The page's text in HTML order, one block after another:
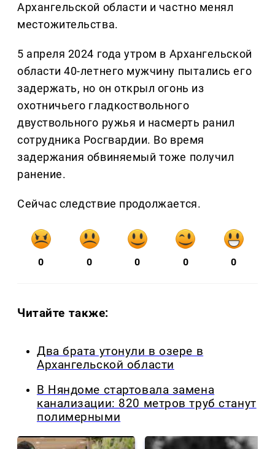
Архангельской области и частно менял
местожительства.
5 апреля 2024 года утром в Архангельской
области 40-летнего мужчину пытались его
задержать, но он открыл огонь из
охотничьего гладкоствольного
двуствольного ружья и насмерть ранил
сотрудника Росгвардии. Во время
задержания обвиняемый тоже получил
ранение.
Сейчас следствие продолжается.
0 0 0 0 0
Читайте также:
Два брата утонули в озере в
Архангельской области
В Няндоме стартовала замена
канализации: 820 метров труб станут
полимерными